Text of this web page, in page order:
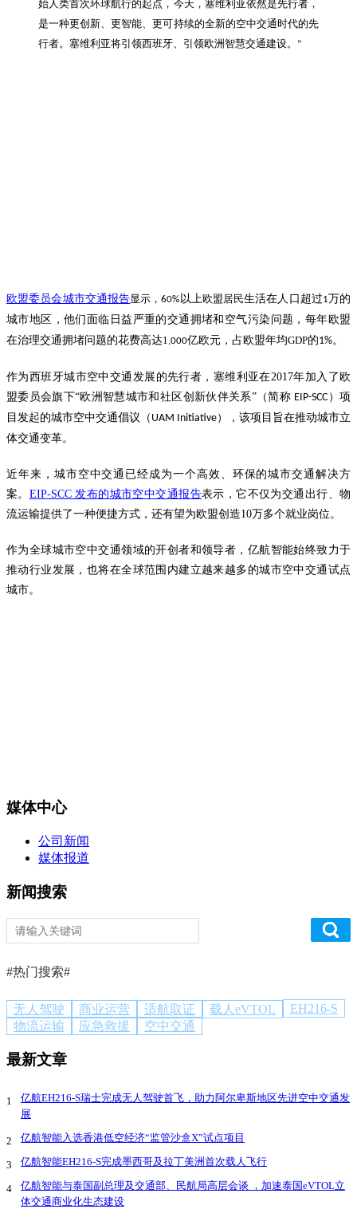
始人类首次环球航行的起点，今天，塞维利亚依然是先行者，
是一种更创新、更智能、更可持续的全新的空中交通时代的先
行者。塞维利亚将引领西班牙、引领欧洲智慧交通建设。
”
欧盟委员会城市交通报告显示，60% 以上欧盟居民生活在人口超过1万的
城市地区 ，他们面临日益严重的交通拥堵和空气污染问题，每年欧盟
在治理交通拥堵问题的花费高达1 ,000亿欧元，占欧盟年均GDP的1%。
作为西班牙城市空中交通发展的先行者，塞维利亚在2017年加入了欧
盟委员会旗下“欧洲智慧城市和社区创新伙伴关系”（简称 EIP-SCC ）项
目发起的城市空中交通倡议（ UAM Initiative），该项目旨在推动城市立
体交通变革。
近年来，城市空中交通已经成为一个高效、环保的城市交通解决方
案。 EIP-SCC 发布的城市空中交通报告表示，它不仅为交通出行、物
流运输提供了一种便捷方式，还有望为欧盟创造10万多个就业岗位。
作为全球城市空中交通领域的开创者和领导者，亿航智能始终致力于
推动行业发展，也将在全球范围内建立越来越多的城市空中交通试点
城市。
媒体中心
公司新闻
媒体报道
新闻搜索
#热门搜索#
无人驾驶 商业运营 适航取证 载人eVTOL
EH216-S
物流运输
应急救援 空中交通
最新文章
1
亿航EH216-S瑞士完成无人驾驶首飞，助力阿尔卑斯地区先进空中交通发
展
2 亿航智能入选香港低空经济“监管沙盒X”试点项目
3 亿航智能EH216-S完成墨西哥及拉丁美洲首次载人飞行
4
亿航智能与泰国副总理及交通部、民航局高层会谈 ，加速泰国eVTOL立
体交通商业化生态建设